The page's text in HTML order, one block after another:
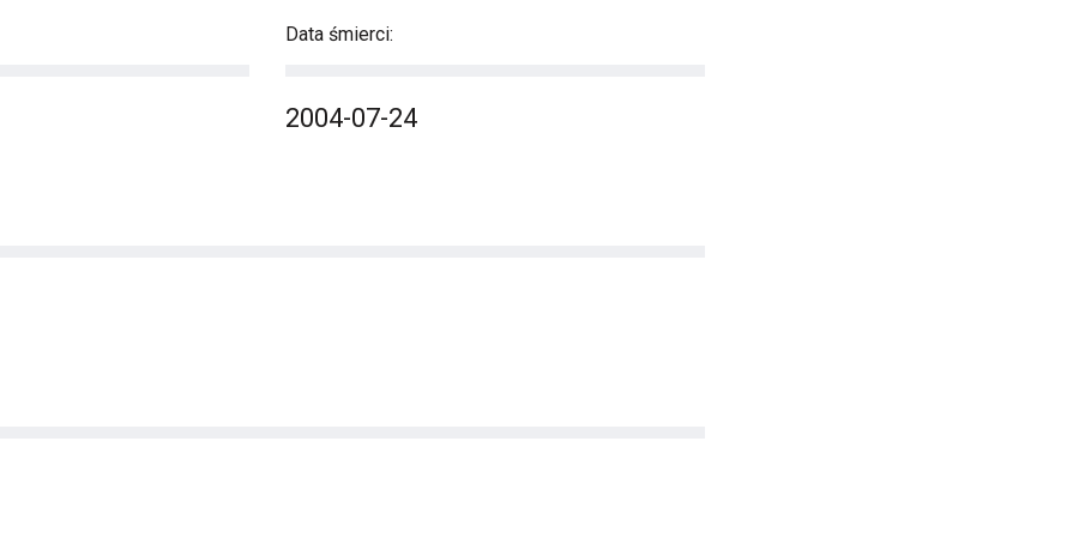
Data śmierci:
2004-07-24